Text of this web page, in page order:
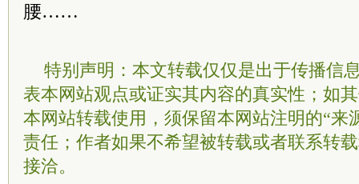
腰……
特别声明：本文转载仅仅是出于传播信
表本网站观点或证实其内容的真实性；如
本网站转载使用，须保留本网站注明的“来
责任；作者如果不希望被转载或者联系转
接洽。